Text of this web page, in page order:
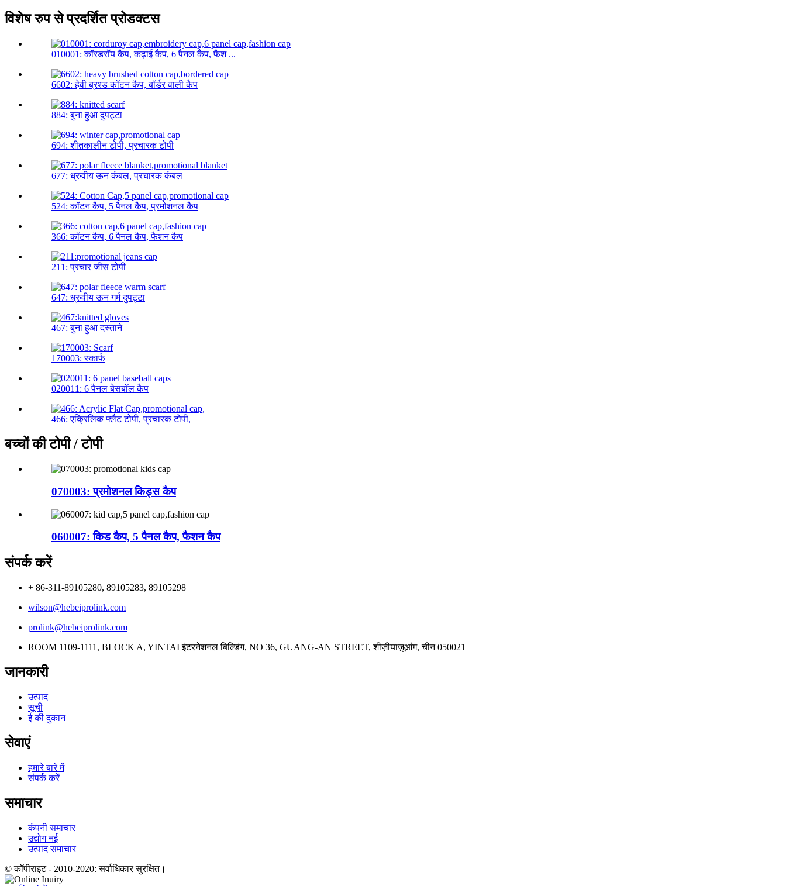
विशेष रुप से प्रदर्शित प्रोडक्टस
010001: कॉरडरॉय कैप, कढ़ाई कैप, 6 पैनल कैप, फैश ...
6602: हेवी ब्रश्ड कॉटन कैप, बॉर्डर वाली कैप
884: बुना हुआ दुपट्टा
694: शीतकालीन टोपी, प्रचारक टोपी
677: ध्रुवीय ऊन कंबल, प्रचारक कंबल
524: कॉटन कैप, 5 पैनल कैप, प्रमोशनल कैप
366: कॉटन कैप, 6 पैनल कैप, फैशन कैप
211: प्रचार जींस टोपी
647: ध्रुवीय ऊन गर्म दुपट्टा
467: बुना हुआ दस्ताने
170003: स्कार्फ
020011: 6 पैनल बेसबॉल कैप
466: एक्रिलिक फ्लैट टोपी, प्रचारक टोपी,
बच्चों की टोपी / टोपी
070003: प्रमोशनल किड्स कैप
060007: किड कैप, 5 पैनल कैप, फैशन कैप
संपर्क करें
+ 86-311-89105280, 89105283, 89105298
wilson@hebeiprolink.com
prolink@hebeiprolink.com
ROOM 1109-1111, BLOCK A, YINTAI इंटरनेशनल बिल्डिंग, NO 36, GUANG-AN STREET, शीज़ीयाज़ूआंग, चीन 050021
जानकारी
उत्पाद
सूची
ई की दुकान
सेवाएं
हमारे बारे में
संपर्क करें
समाचार
कंपनी समाचार
उद्योग नई
उत्पाद समाचार
© कॉपीराइट - 2010-2020: सर्वाधिकार सुरक्षित।